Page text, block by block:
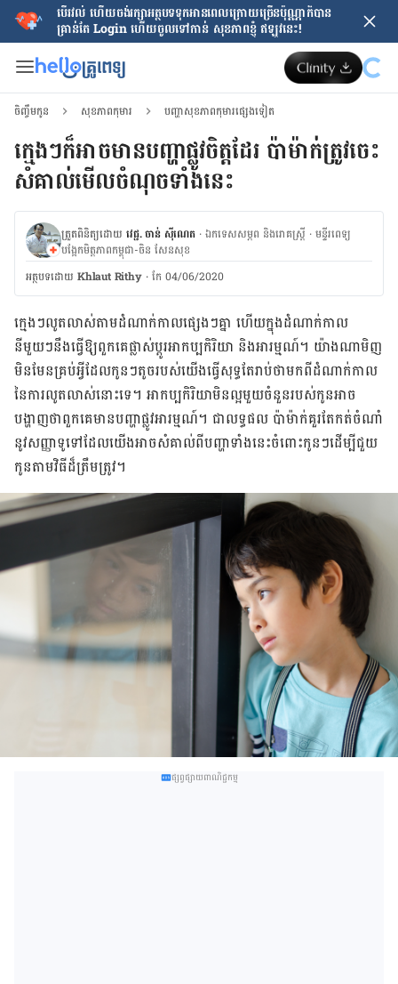
បើរវល់ ហើយចង់​រក្សាអត្ថបទទុកអានពេលក្រោយ​ច្រើនប៉ុណ្ណាក៏បាន
គ្រាន់តែ​ Login ហើយចូលទៅកាន់ សុខភាពខ្ញុំ ឥឡូវនេះ!
ចិញ្ចឹមកូន សុខភាពកុមារ បញ្ហាសុខភាពកុមារផ្សេងទៀត
ក្មេងៗក៏អាច​មាន​បញ្ហាផ្លូវចិត្តដែរ ប៉ាម៉ាក់​ត្រូវ​ចេះ
សំគាល់មើលចំណុចទាំងនេះ
ត្រួតពិនិត្យដោយ វេជ្ជ. ចាន់ ស៊ីណេត ·ឯកទេសសម្ភព និងរោគស្ត្រី ·ម​ន្ទីរពេទ្យ
បង្អែកមិត្តភាពកម្ពុជា-ចិន សែនសុខ
អត្ថបទ​ដោយ Khlaut Rithy ·កែ 04/06/2020
ក្មេងៗលូតលាស់តាមដំណាក់កាលផ្សេងៗគ្នា ហើយក្នុងដំណាក់កាល​
នីមួយៗនឹងធ្វើឱ្យពួកគេផ្លាស់ប្តូរអាកប្បកិរិយា និងអារម្មណ៍។ យ៉ាងណាមិញ
មិនមែនគ្រប់អ្វីដែលកូនៗតូច​របស់​យើង​ធ្វើសុទ្ធតែរាប់ថាមកពីដំណាក់កាល
នៃការលូតលាស់នោះទេ។ អាកប្បកិរិយាមិនល្អមួយចំនួនរបស់​កូន​អាច​
បង្ហាញថាពួកគេមានបញ្ហាផ្លូវអារម្មណ៍។ ជាលទ្ធផល ប៉ា​ម៉ាក់​គួរតែ​កត់​ចំណាំ
នូវសញ្ញាទូទៅដែលយើង​អាច​សំគាល់ពី​បញ្ហាទាំងនេះចំពោះកូនៗដើម្បីជួយ
កូន​តាមវិធីដ៏ត្រឹមត្រូវ។
ផ្សព្វផ្សាយពាណិជ្ជកម្ម